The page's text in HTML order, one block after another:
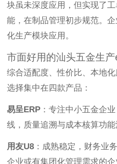
块虽未深度应用，但实现了
能，在制品管理初步规范。
化生产模块应用。
市面好用的汕头五金生
综合适配度、性价比、本地
选择集中在四款产品：
易呈ERP ：专注中小五金企
线，质量追溯与成本核算功能
用友U8 ：成熟稳定，财务业
企业或有集团化管理需求的企